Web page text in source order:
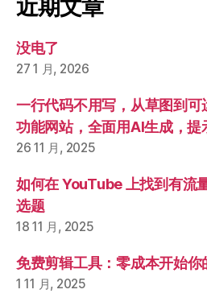
近期文章
没电了
27 1 月, 2026
一行代码不用写，从草图到
功能网站，全面用AI生成，提
26 11 月, 2025
如何在 YouTube 上找到有流
选题
18 11 月, 2025
免费剪辑工具：零成本开始你
1 11 月, 2025